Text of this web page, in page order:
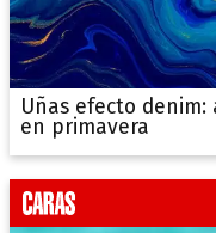
Uñas efecto
en primavera